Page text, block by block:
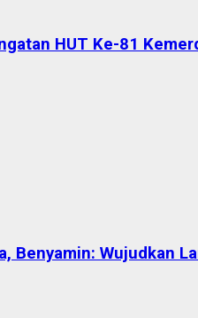
HUT Ke-81
Benyamin: Wujudkan